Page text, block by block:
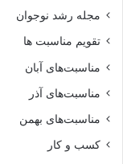
مجله رشد نوجوان
تقویم مناسبت ها
مناسبت‌های آبان
مناسبت‌های آذر
مناسبت‌های بهمن
کسب و کار